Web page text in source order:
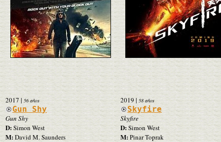
2017| 56 años
Gun Shy
Gun Shy
D:Simon West
M:David M. Saunders
2019|58 años
Skyfire
Skyfire
D:Simon West
M:Pinar Toprak